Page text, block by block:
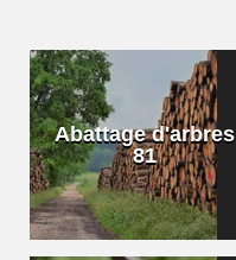
Abattage d'arbres
81